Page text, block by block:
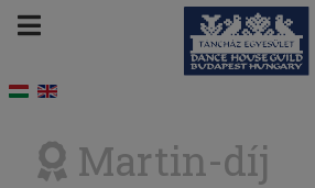
Martin-díj